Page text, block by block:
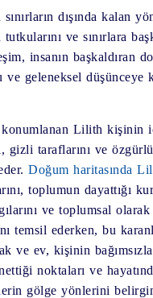
dışında kalan
ve sınırlara
insanın başkaldıran
geleneksel düşünceye
konumlanan Lilith kişinin
gizli taraflarını ve
Doğum haritasında
toplumun dayattığı
ve toplumsal
temsil ederken, bu
ve ev, kişinin
noktaları ve
gölge yönlerini